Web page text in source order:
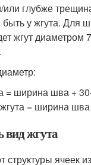
глубже
у жгута. Для
жгут диаметром
= ширина шва +
жгута = ширина
вид жгута
структуры ячеек